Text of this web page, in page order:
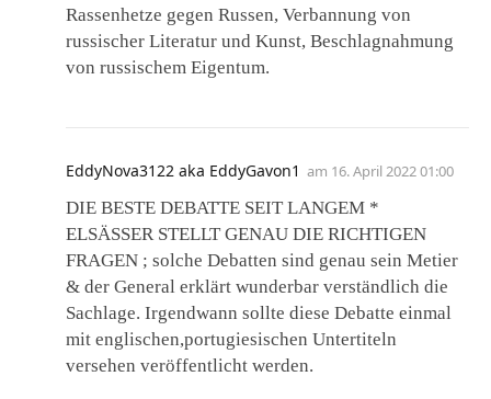
Rassenhetze gegen Russen, Verbannung von
russischer Literatur und Kunst, Beschlagnahmung
von russischem Eigentum.
EddyNova3122 aka EddyGavon1 am 16. April 2022 01:00
DIE BESTE DEBATTE SEIT LANGEM *
ELSÄSSER STELLT GENAU DIE RICHTIGEN
FRAGEN ; solche Debatten sind genau sein Metier
& der General erklärt wunderbar verständlich die
Sachlage. Irgendwann sollte diese Debatte einmal
mit englischen,portugiesischen Untertiteln
versehen veröffentlicht werden.